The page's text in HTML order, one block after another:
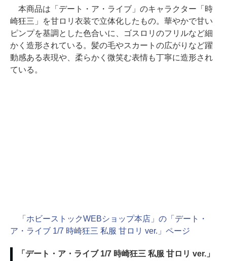
本商品は「デート・ア・ライブ」のキャラクター「時
崎狂三」を甘ロリ衣装で立体化したもの。華やかで甘い
ピンプを基調とした色合いに、ゴスロリのフリルなど細
かく造形されている。髪の毛やスカートの広がりなど躍
動感ある表現や、柔らかく微笑む表情も丁寧に造形され
ている。
「ホビーストックWEBショップ本店」の「デート・
ア・ライブ 1/7 時崎狂三 私服 甘ロリ ver.」ページ
「デート・ア・ライブ 1/7 時崎狂三 私服 甘ロリ ver.」